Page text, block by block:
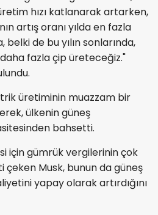
hızı katlanarak artarken,
artış oranı yılda en fazla
de bu yılın sonlarında,
fazla çip üreteceğiz."
üretiminin muazzam bir
ülkenin güneş
bahsetti.
için gümrük vergilerinin çok
çeken Musk, bunun da güneş
yapay olarak artırdığını